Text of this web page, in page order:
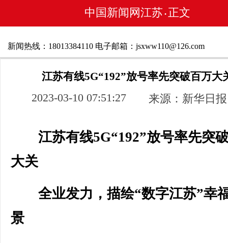
中国新闻网江苏 • 正文
新闻热线：18013384110 电子邮箱：jsxww110@126.com
江苏有线5G“192”放号率先突破百万大
2023-03-10 07:51:27 来源：新华日报
江苏有线5G“192”放号率先突
大关
全业发力，描绘“数字江苏”幸
景